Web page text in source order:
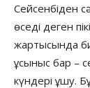
Сейсенбіден
өседі деген
жартысында
ұсыныс бар –
күндері ұшу.